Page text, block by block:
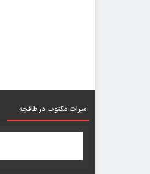
میرات مکتوب در طاقچه